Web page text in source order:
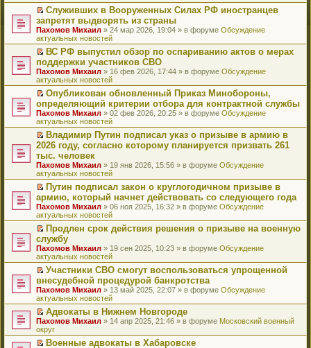
и
к
п
е
р
в
о
м
у
н
е
п
р
о
ч
и
т
а
н
н
о
м
у
с
о
о
б
щ
е
н
и
ю
р
е
й
т
и
к
п
е
р
в
о
м
у
н
е
п
р
о
ч
и
т
а
н
н
о
м
у
с
о
о
б
щ
е
н
и
ю
П
е
р
е
й
т
и
к
п
е
р
в
о
м
у
н
е
п
р
о
ч
и
т
а
н
н
о
м
у
с
о
о
б
щ
е
н
и
ю
Служивших в Вооруженных Силах РФ иностранцев
запретят выдворять из страны
Пахомов Михаил » 24 мар 2026, 19:04 » в форуме Обсуждение
актуальных новостей
П
е
р
е
й
т
и
к
п
е
р
в
о
м
у
н
е
п
р
о
ч
и
т
а
н
н
о
м
у
с
о
о
б
щ
е
ВС РФ выпустил обзор по оспариванию актов о мерах
поддержки участников СВО
Пахомов Михаил » 16 фев 2026, 17:44 » в форуме Обсуждение
актуальных новостей
П
е
р
е
й
т
и
к
п
е
р
в
о
м
у
н
е
п
р
о
ч
и
т
а
н
н
о
м
у
с
Опубликован обновленный Приказ Минобороны,
определяющий критерии отбора для контрактной службы
Пахомов Михаил » 02 фев 2026, 20:25 » в форуме Обсуждение
актуальных новостей
П
е
р
е
й
т
и
к
п
е
р
в
о
м
у
н
е
п
р
о
ч
и
т
а
н
Владимир Путин подписал указ о призыве в армию в
2026 году, согласно которому планируется призвать 261
тыс. человек
Пахомов Михаил » 19 янв 2026, 15:56 » в форуме Обсуждение
актуальных новостей
П
е
р
е
й
т
и
к
п
е
р
в
о
м
у
н
е
п
р
Путин подписал закон о круглогодичном призыве в
армию, который начнет действовать со следующего года
Пахомов Михаил » 06 ноя 2025, 16:32 » в форуме Обсуждение
актуальных новостей
П
е
р
е
й
т
и
к
п
е
р
в
о
м
Продлен срок действия решения о призыве на военную
службу
Пахомов Михаил » 19 сен 2025, 10:23 » в форуме Обсуждение
актуальных новостей
П
е
р
е
й
т
и
к
п
Участники СВО смогут воспользоваться упрощенной
внесудебной процедурой банкротства
Пахомов Михаил » 13 май 2025, 22:07 » в форуме Обсуждение
актуальных новостей
П
е
р
е
Адвокаты в Нижнем Новгороде
Пахомов Михаил » 14 апр 2025, 21:46 » в форуме Московский военный
округ
Военные адвокаты в Хабаровске